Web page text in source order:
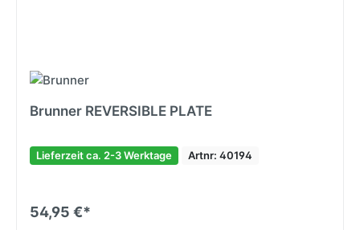
Brunner REVERSIBLE PLATE
Lieferzeit ca. 2-3 Werktage Artnr: 40194
54,95 €*